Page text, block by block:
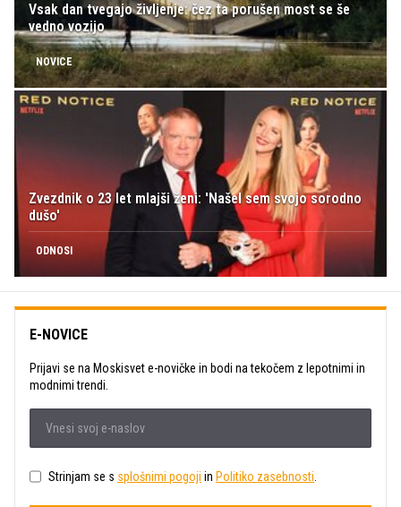
Vsak dan tvegajo življenje: čez ta porušen most se še
vedno vozijo
NOVICE
Zvezdnik o 23 let mlajši ženi: 'Našel sem svojo sorodno
dušo'
ODNOSI
E-NOVICE
Prijavi se na Moskisvet e-novičke in bodi na tekočem z lepotnimi in
modnimi trendi.
Strinjam se s splošnimi pogoji in Politiko zasebnosti